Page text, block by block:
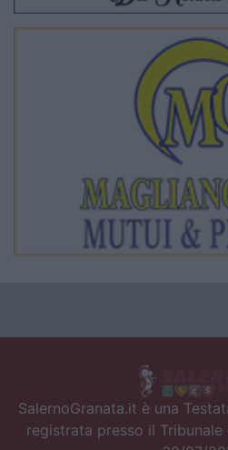
SalernoGranata.it è una
registrata presso il Tribunale